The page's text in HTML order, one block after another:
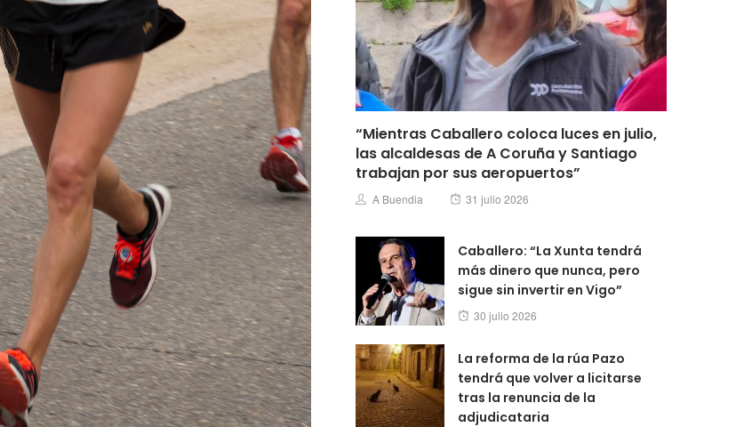
“Mientras Caballero coloca luces en julio,
las alcaldesas de A Coruña y Santiago
trabajan por sus aeropuertos”
Author
A Buendia
Posted
31 julio 2026
Caballero: “La Xunta tendrá
más dinero que nunca, pero
sigue sin invertir en Vigo”
Posted
30 julio 2026
La reforma de la rúa Pazo
tendrá que volver a licitarse
tras la renuncia de la
adjudicataria